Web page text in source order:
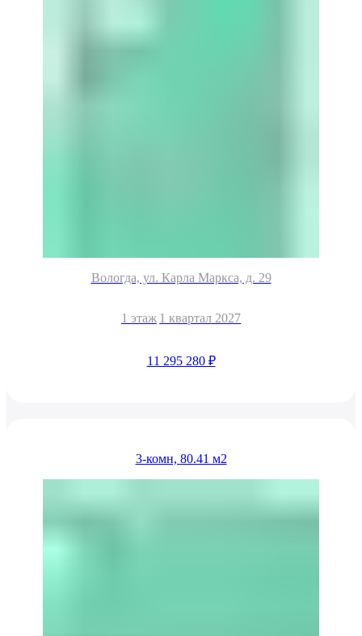
Вологда, ул. Карла Маркса, д. 29
1 этаж 1 квартал 2027
11 295 280 ₽
3-комн, 80.41 м2